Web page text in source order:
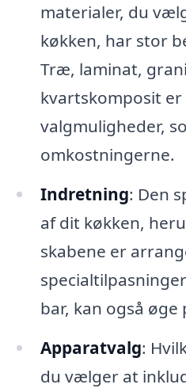
materialer, du
køkken, har stor
Træ, laminat,
kvartskomposit
valgmuligheder,
omkostningerne.
Indretning: Den
af dit køkken,
skabene er
bar, kan også øge
Apparatvalg:
du vælger at